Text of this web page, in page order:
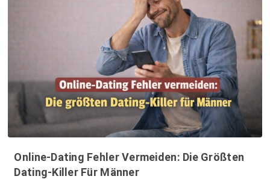
Online-Dating Fehler Vermeiden: Die Größten
Dating-Killer Für Männer